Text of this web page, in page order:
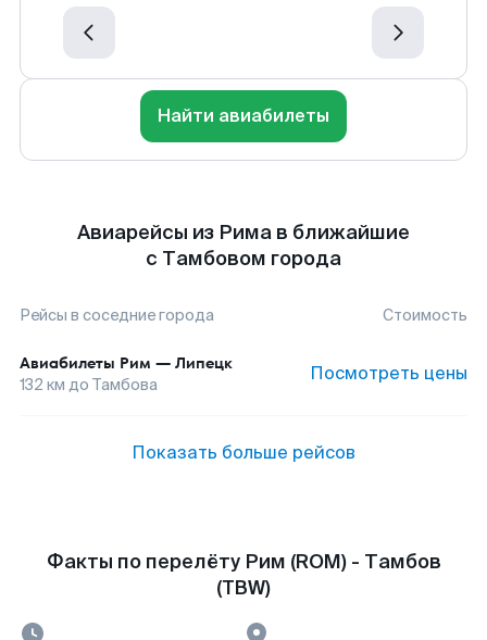
Найти авиабилеты
Авиарейсы из Рима в ближайшие
с Тамбовом города
Рейсы в соседние города Стоимость
Авиабилеты Рим — Липецк
132 км до Тамбова Посмотреть цены
Показать больше рейсов
Факты по перелёту Рим (ROM) - Тамбов
(TBW)